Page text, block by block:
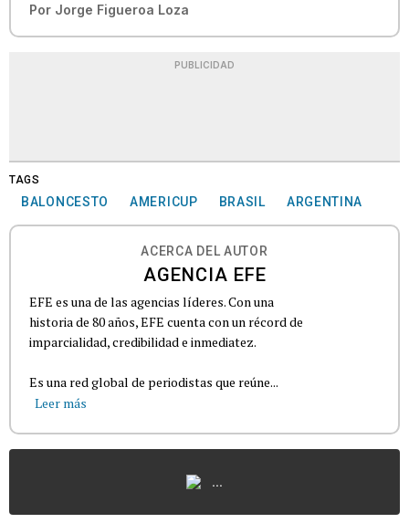
Por Jorge Figueroa Loza
PUBLICIDAD
TAGS
BALONCESTO AMERICUP BRASIL ARGENTINA
ACERCA DEL AUTOR
AGENCIA EFE
EFE es una de las agencias líderes. Con una
historia de 80 años, EFE cuenta con un récord de
imparcialidad, credibilidad e inmediatez.
Es una red global de periodistas que reúne...
Leer más
...